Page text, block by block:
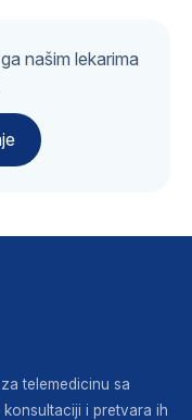
našim lekarima
telemedicinu sa
i pretvara ih